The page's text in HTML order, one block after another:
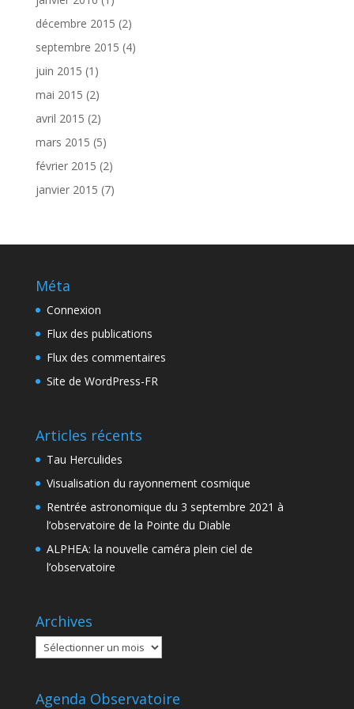
décembre 2015 (2)
septembre 2015 (4)
juin 2015 (1)
mai 2015 (2)
avril 2015 (2)
mars 2015 (5)
février 2015 (2)
janvier 2015 (7)
Méta
Connexion
Flux des publications
Flux des commentaires
Site de WordPress-FR
Articles récents
Tau Herculides
Visualisation du rayonnement cosmique
Rentrée astronomique du 3 septembre 2021 à
l’observatoire de la Pointe du Diable
ALPHEA: la nouvelle caméra plein ciel de
l’observatoire
Archives
Archives
Agenda Observatoire